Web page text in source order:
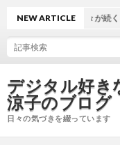
デジタル好き
涼子のブログ
日々の気づきを綴っています
NEW ARTICLE
で穏やかな日々が続くことが